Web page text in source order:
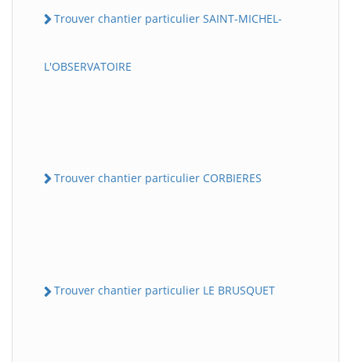
Trouver chantier particulier SAINT-MICHEL-
L'OBSERVATOIRE
Trouver chantier particulier CORBIERES
Trouver chantier particulier LE BRUSQUET